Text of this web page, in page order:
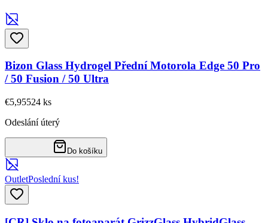
Bizon Glass Hydrogel Přední Motorola Edge 50 Pro
/ 50 Fusion / 50 Ultra
€5,95524 ks
Odeslání úterý
Do košíku
OutletPoslední kus!